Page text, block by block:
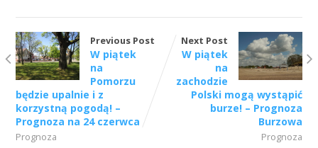
Previous Post
W piątek
na
Pomorzu
będzie upalnie i z
korzystną pogodą! –
Prognoza na 24 czerwca
Prognoza
Next Post
W piątek
na
zachodzie
Polski mogą wystąpić
burze! – Prognoza
Burzowa
Prognoza